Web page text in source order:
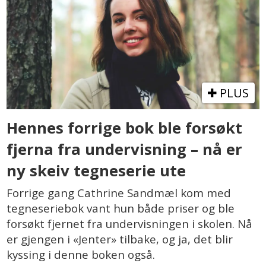
PLUS
Hennes forrige bok ble forsøkt
fjerna fra undervisning – nå er
ny skeiv tegneserie ute
Forrige gang Cathrine Sandmæl kom med
tegneseriebok vant hun både priser og ble
forsøkt fjernet fra undervisningen i skolen. Nå
er gjengen i «Jenter» tilbake, og ja, det blir
kyssing i denne boken også.